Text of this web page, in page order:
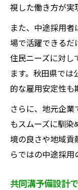
視した働き方が実
また、中途採用
場で活躍できるだ
住民ニーズに対し
ます。秋田県で
的な雇用安定性も
さらに、地元企
もスムーズに馴染
境の良さや地域貢
らではの中途採用
共同溝予備設計